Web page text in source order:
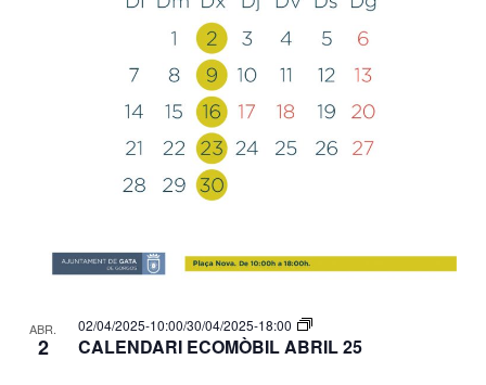
ABR.
2 CALENDARI ECOMÒBIL ABRIL 25
02/04/2025-10:00/30/04/2025-18:00